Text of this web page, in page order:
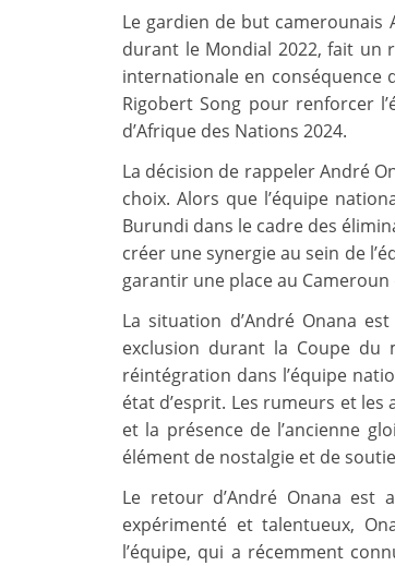
Le gardien de but
durant le Mondial 2022, fait un
internationale en conséquence
Rigobert Song pour renforcer
d’Afrique des Nations 2024.
La décision de rappeler André
choix. Alors que l’équipe
Burundi dans le cadre des
créer une synergie au sein de
garantir une place au
La situation d’André Onana
exclusion durant la Coupe du
réintégration dans l’équipe
état d’esprit. Les rumeurs et
et la présence de l’ancienne
élément de nostalgie et de
Le retour d’André Onana est
expérimenté et talentueux,
l’équipe, qui a récemment